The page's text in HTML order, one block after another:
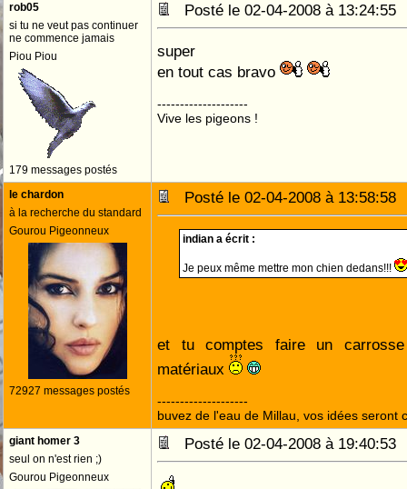
rob05
si tu ne veut pas continuer
ne commence jamais
Piou Piou
179 messages postés
Posté le 02-04-2008 à
super
en tout cas bravo
--------------------
Vive les pigeons !
le chardon
à la recherche du standard
Gourou Pigeonneux
72927 messages postés
Posté le 02-04-2008 à
indian a écrit :
Je peux même mettre mon chien dedans!!!
et tu comptes faire un
matériaux
--------------------
buvez de l'eau de Millau, vos idées seront
giant homer 3
seul on n'est rien ;)
Gourou Pigeonneux
Posté le 02-04-2008 à